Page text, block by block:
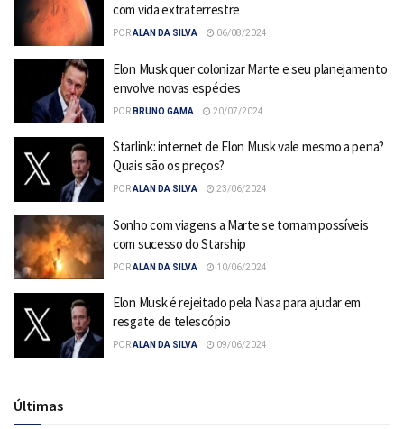
com vida extraterrestre
PORALAN DA SILVA 06/08/2024
Elon Musk quer colonizar Marte e seu planejamento
envolve novas espécies
POR BRUNO GAMA 20/07/2024
Starlink: internet de Elon Musk vale mesmo a pena?
Quais são os preços?
PORALAN DA SILVA 23/06/2024
Sonho com viagens a Marte se tornam possíveis
com sucesso do Starship
PORALAN DA SILVA 10/06/2024
Elon Musk é rejeitado pela Nasa para ajudar em
resgate de telescópio
PORALAN DA SILVA 09/06/2024
Últimas